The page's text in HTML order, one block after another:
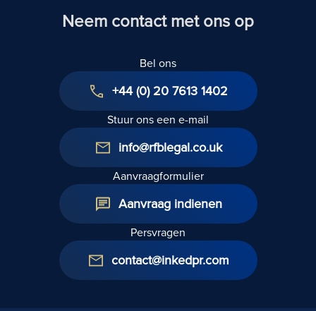
Neem contact met ons op
Bel ons
+44 (0) 20 7613 1402
Stuur ons een e-mail
info@rfblegal.co.uk
Aanvraagformulier
Aanvraag indienen
Persvragen
contact@inkedpr.com